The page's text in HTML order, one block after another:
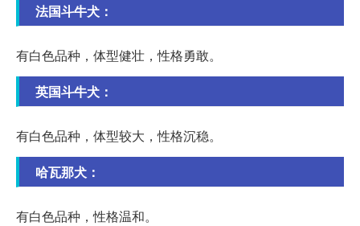
法国斗牛犬：
有白色品种，体型健壮，性格勇敢。
英国斗牛犬：
有白色品种，体型较大，性格沉稳。
哈瓦那犬：
有白色品种，性格温和。